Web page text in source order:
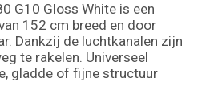
G10 Gloss White is een
152 cm breed en door
Dankzij de luchtkanalen zijn
te rakelen. Universeel
gladde of fijne structuur